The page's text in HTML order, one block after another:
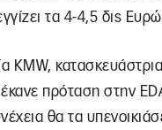
τα 4-4,5 δις
KMW,
πρόταση στην
θα τα